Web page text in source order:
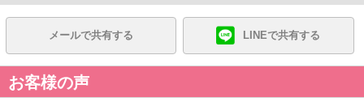
メールで共有する LINEで共有する
お客様の声